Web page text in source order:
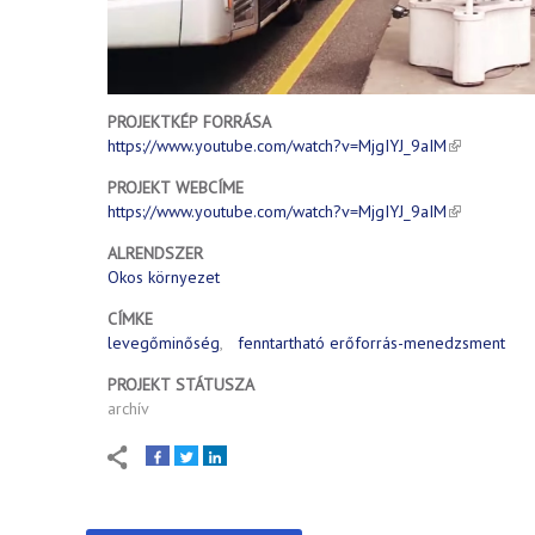
PROJEKTKÉP FORRÁSA
https://www.youtube.com/watch?v=MjgIYJ_9aIM
PROJEKT WEBCÍME
https://www.youtube.com/watch?v=MjgIYJ_9aIM
ALRENDSZER
Okos környezet
CÍMKE
levegőminőség
fenntartható erőforrás-menedzsment
PROJEKT STÁTUSZA
archív